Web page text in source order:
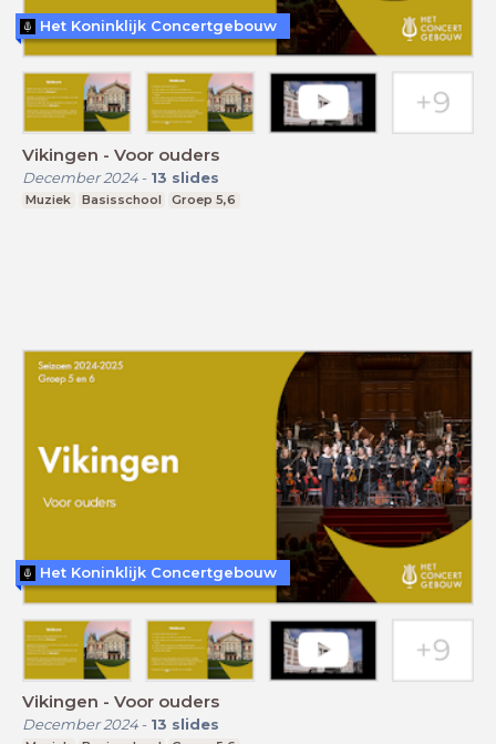
Vikingen - Voor ouders
December 2024- 13 slides
Muziek Basisschool Groep 5,6
Het Koninklijk Concertgebouw
Vikingen - Voor ouders
December 2024- 13 slides
Het Koninklijk Concertgebouw